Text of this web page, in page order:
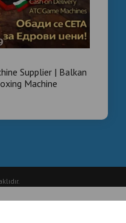
Supplier | Balkan
Machine